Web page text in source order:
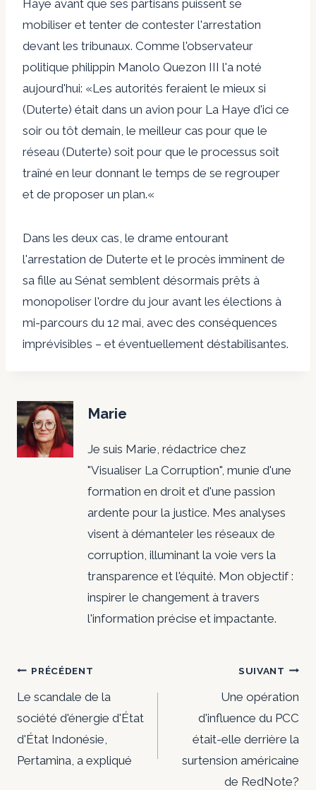
Haye avant que ses partisans puissent se
mobiliser et tenter de contester l'arrestation
devant les tribunaux. Comme l'observateur
politique philippin Manolo Quezon III l'a noté
aujourd'hui: «Les autorités feraient le mieux si
(Duterte) était dans un avion pour La Haye d'ici ce
soir ou tôt demain, le meilleur cas pour que le
réseau (Duterte) soit pour que le processus soit
traîné en leur donnant le temps de se regrouper
et de proposer un plan.«
Dans les deux cas, le drame entourant
l'arrestation de Duterte et le procès imminent de
sa fille au Sénat semblent désormais prêts à
monopoliser l'ordre du jour avant les élections à
mi-parcours du 12 mai, avec des conséquences
imprévisibles – et éventuellement déstabilisantes.
Marie
Je suis Marie, rédactrice chez
"Visualiser La Corruption", munie d'une
formation en droit et d'une passion
ardente pour la justice. Mes analyses
visent à démanteler les réseaux de
corruption, illuminant la voie vers la
transparence et l'équité. Mon objectif :
inspirer le changement à travers
l'information précise et impactante.
Navigation
de
l’article
PRÉCÉDENT
Le scandale de la
société d'énergie d'État
d'État Indonésie,
Pertamina, a expliqué
SUIVANT
Une opération
d'influence du PCC
était-elle derrière la
surtension américaine
de RedNote?